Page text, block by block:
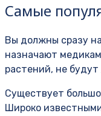
Самые
Вы должны сразу
назначают
растений, не
Существует
Широко